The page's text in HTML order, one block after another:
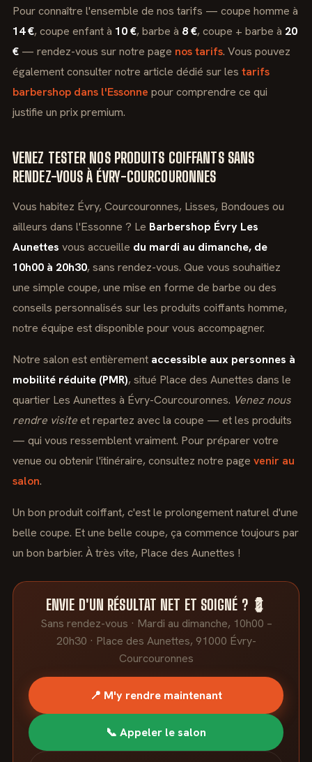
Pour connaître l'ensemble de nos tarifs — coupe homme à
14 €, coupe enfant à 10 €, barbe à 8 €, coupe + barbe à 20
€ — rendez-vous sur notre page nos tarifs. Vous pouvez
également consulter notre article dédié sur les tarifs
barbershop dans l'Essonne pour comprendre ce qui
justifie un prix premium.
VENEZ TESTER NOS PRODUITS COIFFANTS SANS
RENDEZ-VOUS À ÉVRY-COURCOURONNES
Vous habitez Évry, Courcouronnes, Lisses, Bondoues ou
ailleurs dans l'Essonne ? Le Barbershop Évry Les
Aunettes vous accueille du mardi au dimanche, de
10h00 à 20h30, sans rendez-vous. Que vous souhaitiez
une simple coupe, une mise en forme de barbe ou des
conseils personnalisés sur les produits coiffants homme,
notre équipe est disponible pour vous accompagner.
Notre salon est entièrement accessible aux personnes à
mobilité réduite (PMR), situé Place des Aunettes dans le
quartier Les Aunettes à Évry-Courcouronnes. Venez nous
rendre visiteet repartez avec la coupe — et les produits
— qui vous ressemblent vraiment. Pour préparer votre
venue ou obtenir l'itinéraire, consultez notre page venir au
salon.
Un bon produit coiffant, c'est le prolongement naturel d'une
belle coupe. Et une belle coupe, ça commence toujours par
un bon barbier. À très vite, Place des Aunettes !
ENVIE D'UN RÉSULTAT NET ET SOIGNÉ ? 💈
Sans rendez-vous · Mardi au dimanche, 10h00 –
20h30 · Place des Aunettes, 91000 Évry-
Courcouronnes
📍 M'y rendre maintenant
📞 Appeler le salon